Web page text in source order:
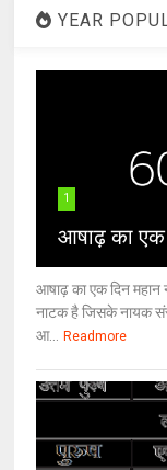
YEAR
1
आषाढ़ का एक
आषाढ़ का एक दिन महान
नाटक है जिसके नायक
आ...
Readmore